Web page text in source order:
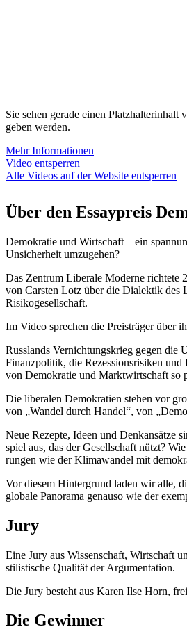
Sie sehen gerade einen Platz­hal­ter­inhalt
geben werden.
Mehr Infor­ma­tionen
Video entsperren
Alle Videos auf der Website entsperren
Über den Essay­preis
Demokratie und Wirtschaft – ein
Unsicherheit umzugehen?
Das Zentrum Liberale Moderne richtete
von Carsten Lotz über die Dialektik des
Risikogesellschaft.
Im Video sprechen die Preis­träger über
Russlands Vernich­tungs­krieg gegen die
Finanz­po­litik, die Rezes­si­ons­ri­siken
von Demokratie und Markt­wirt­schaft so
Die liberalen Demokratien stehen vor
von „Wandel durch Handel“, von
Neue Rezepte, Ideen und Denkan­sätze
spiel aus, das der Gesell­schaft nützt?
rungen wie der Klima­wandel mit
Vor diesem Hinter­grund laden wir alle,
globale Panorama genauso wie der
Jury
Eine Jury aus Wissen­schaft, Wirtschaft
stilis­tische Qualität der Argumentation.
Die Jury besteht aus Karen Ilse Horn,
Die Gewinner